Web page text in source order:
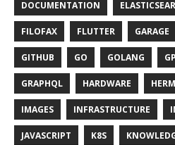
DOCUMENTATION
FILOFAX FLUTTER GARAGE
GITHUB GO GOLANG
GRAPHQL HARDWARE
IMAGES INFRASTRUCTURE
JAVASCRIPT K8S